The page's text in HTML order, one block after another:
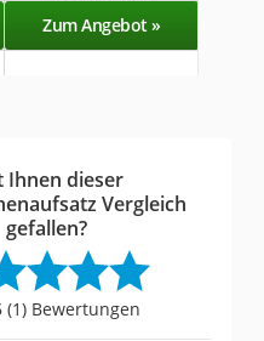
Zum Angebot »
Ihnen dieser
Vergleich
gefallen?
(1) Bewertungen